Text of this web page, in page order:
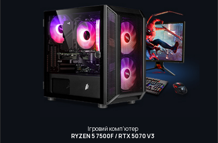
Ігровий комп'ютер
RYZEN 5 7500F / RTX 5070 V3